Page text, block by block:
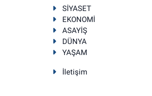
SİYASET
EKONOMİ
ASAYİŞ
DÜNYA
YAŞAM
İletişim